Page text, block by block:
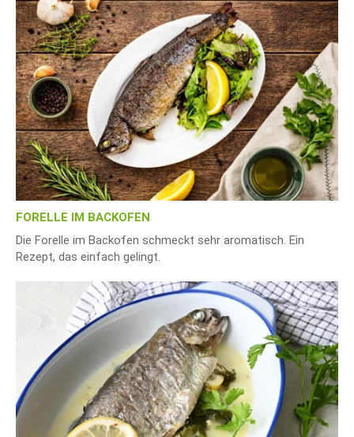
FORELLE IM BACKOFEN
Die Forelle im Backofen schmeckt sehr aromatisch. Ein
Rezept, das einfach gelingt.